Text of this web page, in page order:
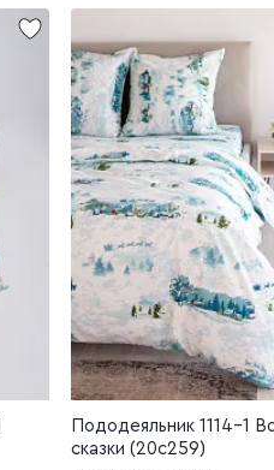
Пододеяльник 1114-1
сказки (20с259)